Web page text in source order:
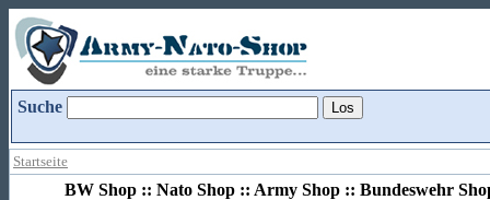
Suche
Startseite
BW Shop :: Nato Shop :: Army Shop :: Bundeswehr